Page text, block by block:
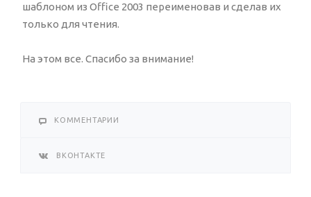
шаблоном из Office 2003 переименовав и сделав их
только для чтения.
На этом все. Спасибо за внимание!
КОММЕНТАРИИ
ВКОНТАКТЕ